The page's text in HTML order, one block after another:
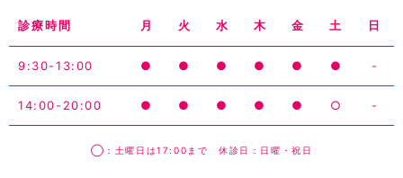
診療時間 月 火 水 木 金 土 日
9:30-13:00 ● ● ● ● ● ● -
14:00-20:00 ● ● ● ● ● ○ -
◯：土曜日は17:00まで 休診日：日曜・祝日